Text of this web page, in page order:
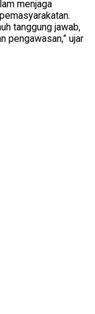
menjaga
tanggung jawab,
pengawasan,” ujar